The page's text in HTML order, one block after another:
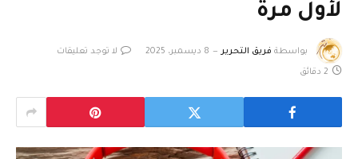
لأول مرة
بواسطة فريق التحرير 8 ديسمبر، 2025 لا توجد تعليقات
2 دقائق